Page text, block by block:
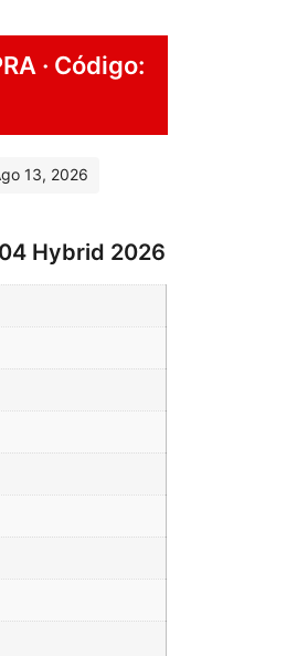
· Código:
13, 2026
Hybrid 2026